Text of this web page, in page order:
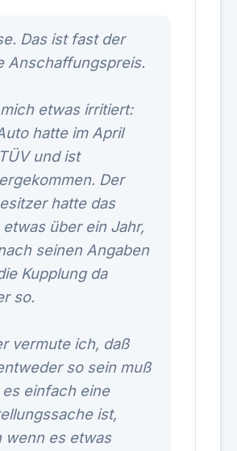
Das ist fast der
Anschaffungspreis.
mich etwas irritiert:
hatte im April
und ist
Der
hatte das
über ein Jahr,
seinen Angaben
Kupplung da
so.
vermute ich, daß
so sein muß
es einfach eine
ist,
wenn es etwas